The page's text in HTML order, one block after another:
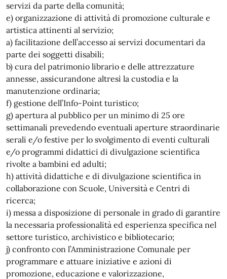
servizi da parte della comunità;
e) organizzazione di attività di promozione culturale e
artistica attinenti al servizio;
a) facilitazione dell’accesso ai servizi documentari da
parte dei soggetti disabili;
b) cura del patrimonio librario e delle attrezzature
annesse, assicurandone altresì la custodia e la
manutenzione ordinaria;
f) gestione dell’Info-Point turistico;
g) apertura al pubblico per un minimo di 25 ore
settimanali prevedendo eventuali aperture straordinarie
serali e/o festive per lo svolgimento di eventi culturali
e/o programmi didattici di divulgazione scientifica
rivolte a bambini ed adulti;
h) attività didattiche e di divulgazione scientifica in
collaborazione con Scuole, Università e Centri di
ricerca;
i) messa a disposizione di personale in grado di garantire
la necessaria professionalità ed esperienza specifica nel
settore turistico, archivistico e bibliotecario;
j) confronto con l’Amministrazione Comunale per
programmare e attuare iniziative e azioni di
promozione, educazione e valorizzazione,